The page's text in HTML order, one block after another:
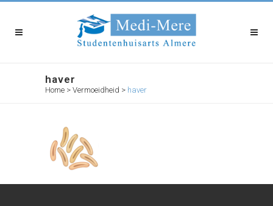
haver
Home > Vermoeidheid > haver